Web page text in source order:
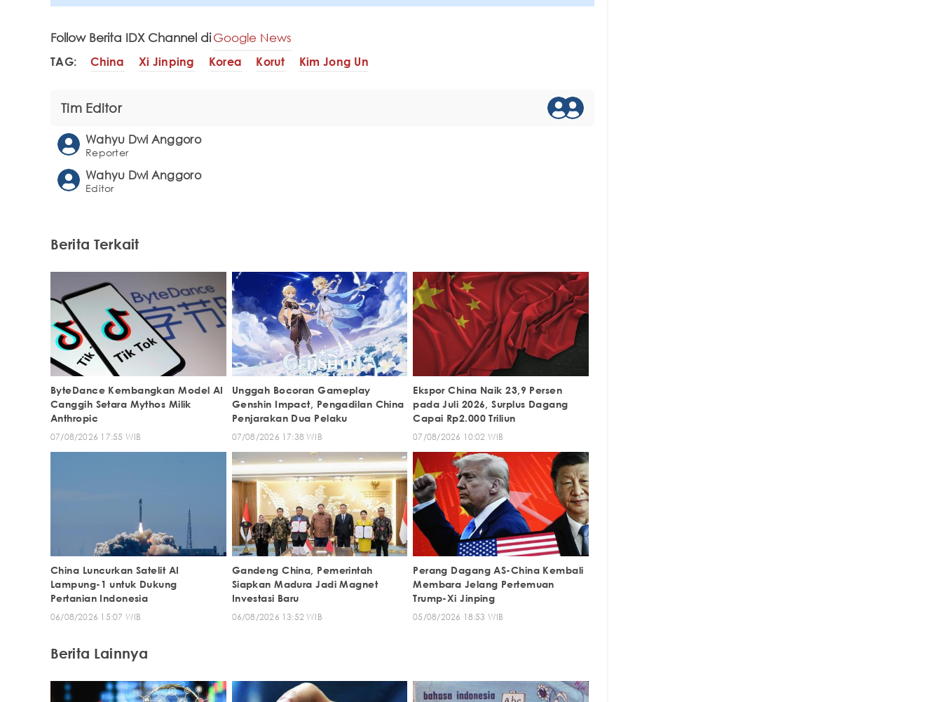
Follow Berita IDX Channel diGoogle News
TAG: China Xi Jinping Korea Korut Kim Jong Un
Tim Editor
Wahyu Dwi Anggoro
Reporter
Wahyu Dwi Anggoro
Editor
Berita Terkait
ByteDance Kembangkan Model AI
Canggih Setara Mythos Milik
Anthropic
07/08/2026 17:55 WIB
Unggah Bocoran Gameplay
Genshin Impact, Pengadilan China
Penjarakan Dua Pelaku
07/08/2026 17:38 WIB
Ekspor China Naik 23,9 Persen
pada Juli 2026, Surplus Dagang
Capai Rp2.000 Triliun
07/08/2026 10:02 WIB
China Luncurkan Satelit AI
Lampung-1 untuk Dukung
Pertanian Indonesia
06/08/2026 15:07 WIB
Gandeng China, Pemerintah
Siapkan Madura Jadi Magnet
Investasi Baru
06/08/2026 13:52 WIB
Perang Dagang AS-China Kembali
Membara Jelang Pertemuan
Trump-Xi Jinping
05/08/2026 18:53 WIB
Berita Lainnya